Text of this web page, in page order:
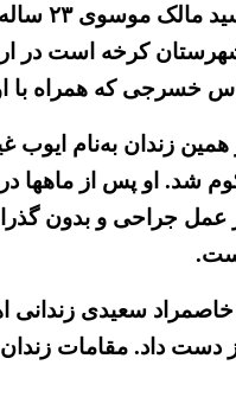
با او دستگیر شده بود به
جراحی و بدون
دیگر روز ۲۶ دیماه
دست داد. مقامات